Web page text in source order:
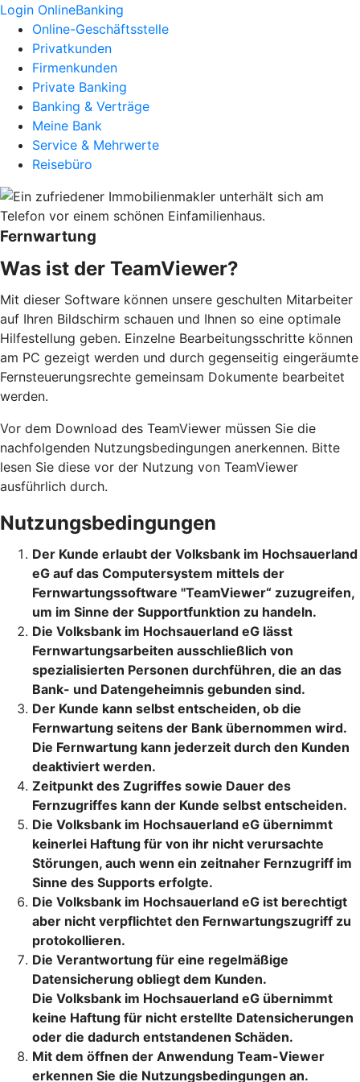
Login OnlineBanking
Online-Geschäftsstelle
Privatkunden
Firmenkunden
Private Banking
Banking & Verträge
Meine Bank
Service & Mehrwerte
Reisebüro
Fernwartung
Was ist der TeamViewer?
Mit dieser Software können unsere geschulten Mitarbeiter
auf Ihren Bildschirm schauen und Ihnen so eine optimale
Hilfestellung geben. Einzelne Bearbeitungsschritte können
am PC gezeigt werden und durch gegenseitig eingeräumte
Fernsteuerungsrechte gemeinsam Dokumente bearbeitet
werden.
Vor dem Download des TeamViewer müssen Sie die
nachfolgenden Nutzungsbedingungen anerkennen. Bitte
lesen Sie diese vor der Nutzung von TeamViewer
ausführlich durch.
Nutzungsbedingungen
Der Kunde erlaubt der Volksbank im Hochsauerland
eG auf das Computersystem mittels der
Fernwartungssoftware "TeamViewer“ zuzugreifen,
um im Sinne der Supportfunktion zu handeln.
Die Volksbank im Hochsauerland eG lässt
Fernwartungsarbeiten ausschließlich von
spezialisierten Personen durchführen, die an das
Bank- und Datengeheimnis gebunden sind.
Der Kunde kann selbst entscheiden, ob die
Fernwartung seitens der Bank übernommen wird.
Die Fernwartung kann jederzeit durch den Kunden
deaktiviert werden.
Zeitpunkt des Zugriffes sowie Dauer des
Fernzugriffes kann der Kunde selbst entscheiden.
Die Volksbank im Hochsauerland eG übernimmt
keinerlei Haftung für von ihr nicht verursachte
Störungen, auch wenn ein zeitnaher Fernzugriff im
Sinne des Supports erfolgte.
Die Volksbank im Hochsauerland eG ist berechtigt
aber nicht verpflichtet den Fernwartungszugriff zu
protokollieren.
Die Verantwortung für eine regelmäßige
Datensicherung obliegt dem Kunden.
Die Volksbank im Hochsauerland eG übernimmt
keine Haftung für nicht erstellte Datensicherungen
oder die dadurch entstandenen Schäden.
Mit dem öffnen der Anwendung Team-Viewer
erkennen Sie die Nutzungsbedingungen an.